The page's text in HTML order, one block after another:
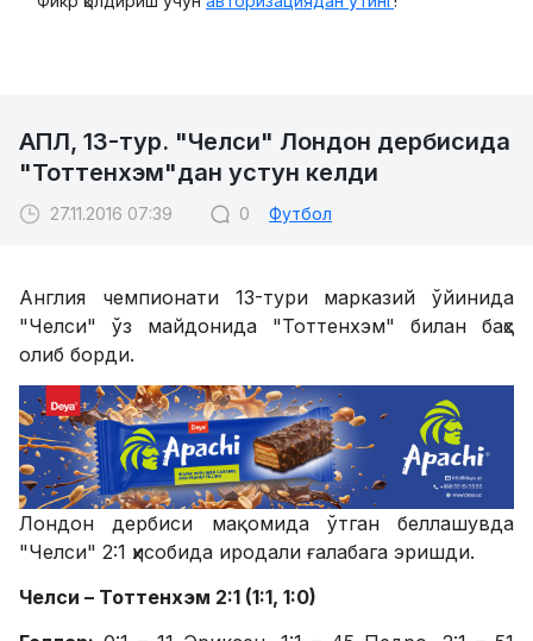
АПЛ, 13-тур. "Челси" Лондон дербисида
"Тоттенхэм"дан устун келди
27.11.2016 07:39 0 Футбол
Англия чемпионати 13-тури марказий ўйинида
"Челси" ўз майдонида "Тоттенхэм" билан баҳс
олиб борди.
Лондон дербиси мақомида ўтган беллашувда
"Челси" 2:1 ҳисобида иродали ғалабага эришди.
Челси – Тоттенхэм 2:1 (1:1, 1:0)